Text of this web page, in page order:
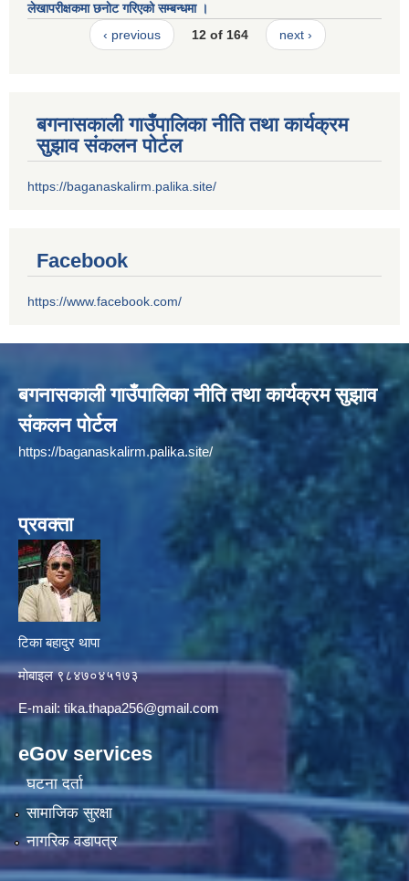
लेखापरीक्षकमा छनाेट गरिएको सम्बन्धमा ।
‹ previous
12 of 164 next ›
बगनासकाली गाउँपालिका नीति तथा कार्यक्रम
सुझाव संकलन पोर्टल
https://baganaskalirm.palika.site/
Facebook
https://www.facebook.com/
बगनासकाली गाउँपालिका नीति तथा कार्यक्रम सुझाव
संकलन पोर्टल
https://baganaskalirm.palika.site/
प्रवक्ता
टिका बहादुर थापा
माे‍बाइल ९८४७०४५१७३
E-mail: tika.thapa256@gmail.com
eGov services
घटना दर्ता
सामाजिक सुरक्षा
नागरिक वडापत्र